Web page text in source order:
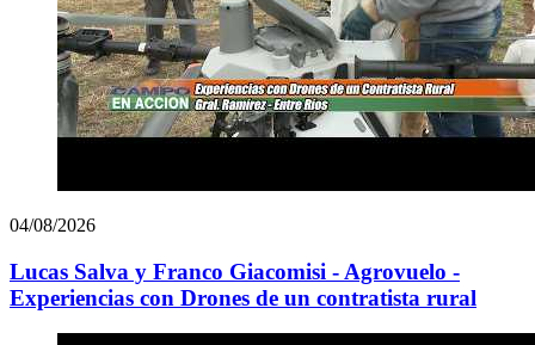
04/08/2026
Lucas Salva y Franco Giacomisi - Agrovuelo -
Experiencias con Drones de un contratista rural